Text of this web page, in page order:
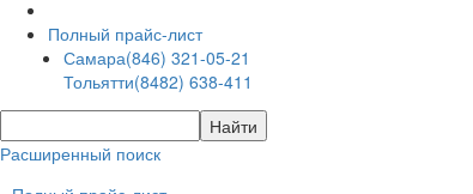
Полный прайс-лист
Самара(846) 321-05-21
Тольятти(8482) 638-411
Расширенный поиск